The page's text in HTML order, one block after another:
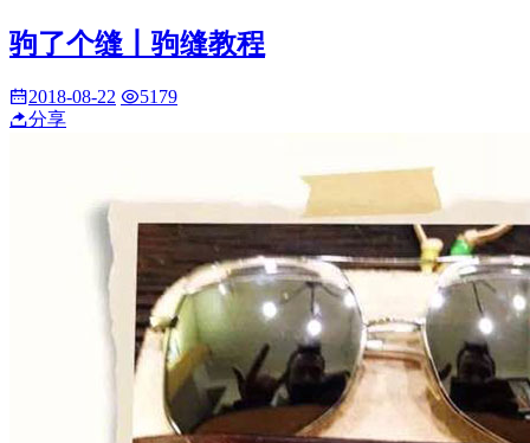
驹了个缝丨驹缝教程
2018-08-22
5179
分享